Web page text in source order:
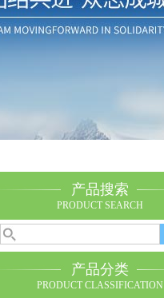
产品搜索
PRODUCT SEARCH
产品分类
PRODUCT CLASSIFICATION